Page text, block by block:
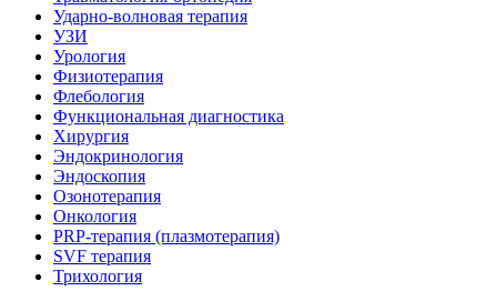
Ударно-волновая терапия
УЗИ
Урология
Физиотерапия
Флебология
Функциональная диагностика
Хирургия
Эндокринология
Эндоскопия
Озонотерапия
Онкология
PRP-терапия (плазмотерапия)
SVF терапия
Трихология